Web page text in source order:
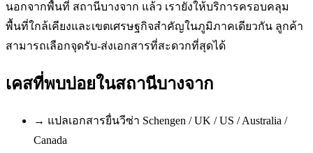
นอกจากพื้นที่ สถานีบางจาก แล้ว เรายังให้บริการครอบคลุม
พื้นที่ใกล้เคียงและเขตเศรษฐกิจสำคัญในภูมิภาคเดียวกัน ลูกค้า
สามารถเลือกจุดรับ-ส่งเอกสารที่สะดวกที่สุดได้
เคสที่พบบ่อยในสถานีบางจาก
→ แปลเอกสารยื่นวีซ่า Schengen / UK / US / Australia /
Canada